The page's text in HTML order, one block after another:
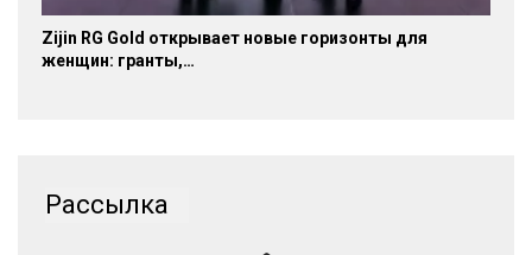
Zijin RG Gold открывает новые горизонты для
женщин: гранты,…
Рассылка